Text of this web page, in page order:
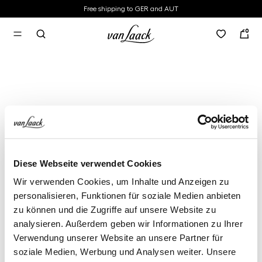
Diese Webseite verwendet Cookies
Wir verwenden Cookies, um Inhalte und Anzeigen zu
personalisieren, Funktionen für soziale Medien anbieten
zu können und die Zugriffe auf unsere Website zu
analysieren. Außerdem geben wir Informationen zu Ihrer
Verwendung unserer Website an unsere Partner für
soziale Medien, Werbung und Analysen weiter. Unsere
Free shipping to GER and AUT
0